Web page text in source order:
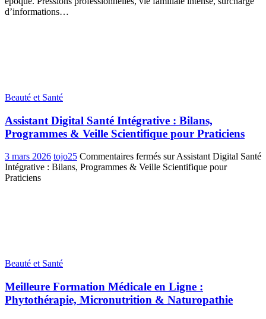
d’informations…
Beauté et Santé
Assistant Digital Santé Intégrative : Bilans,
Programmes & Veille Scientifique pour Praticiens
3 mars 2026 tojo25 Commentaires fermés sur Assistant Digital Santé
Intégrative : Bilans, Programmes & Veille Scientifique pour
Praticiens
Beauté et Santé
Meilleure Formation Médicale en Ligne :
Phytothérapie, Micronutrition & Naturopathie